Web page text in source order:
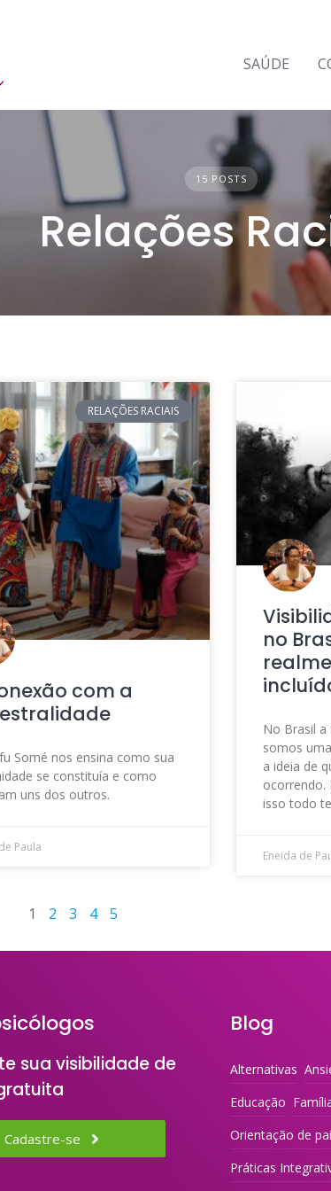
SAÚDE
15 POSTS
Relações
RELAÇÕES RACIAIS
com a
Somé nos ensina como sua
se constituía e como
uns dos outros.
Paula
no
No Brasil
somos
a ideia de
ocorrendo.
isso todo
Eneida de
1 2 3 4 5
sua visibilidade de
Cadastre-se
Blog
Alternativas
Educação
Orientação de
Práticas